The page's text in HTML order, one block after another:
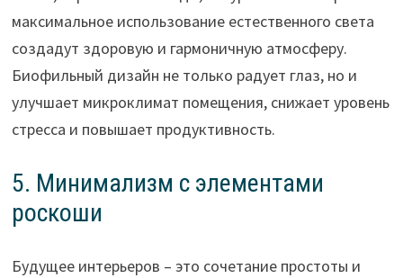
максимальное использование естественного света
создадут здоровую и гармоничную атмосферу.
Биофильный дизайн не только радует глаз, но и
улучшает микроклимат помещения, снижает уровень
стресса и повышает продуктивность.
5. Минимализм с элементами
роскоши
Будущее интерьеров – это сочетание простоты и